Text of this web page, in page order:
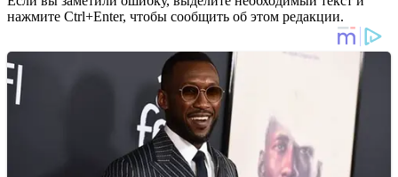
нажмите Ctrl+Enter, чтобы сообщить об этом редакции.